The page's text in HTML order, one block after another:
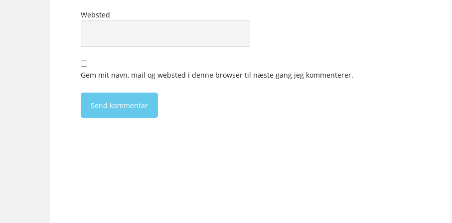
Websted
Gem mit navn, mail og websted i denne browser til næste gang jeg kommenterer.